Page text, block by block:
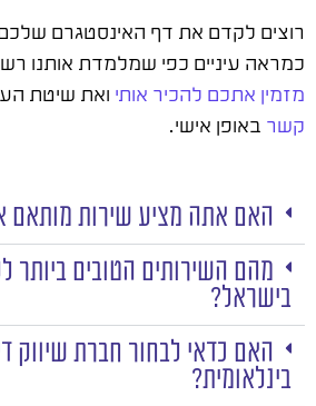
רוצים לקדם את דף האינסטגרם
כמראה עיניים כפי שמלמדת אותנו
מזמין אתכם להכיר אותי ואת שיטת
קשר באופן אישי.
האם אתה מציע שירות מותאם
מהם השירותים הטובים ביותר
בישראל?
האם כדאי לבחור חברת שיווק
בינלאומית?